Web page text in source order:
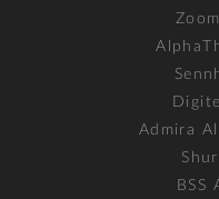
Admira
BSS